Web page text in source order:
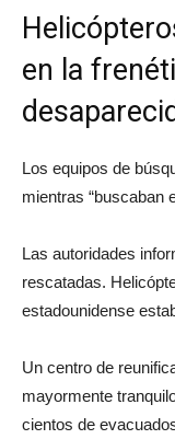
en la
Los equipos de
mientras “buscaban
Las autoridades
rescatadas.
estadounidense
Un centro de
mayormente
cientos de